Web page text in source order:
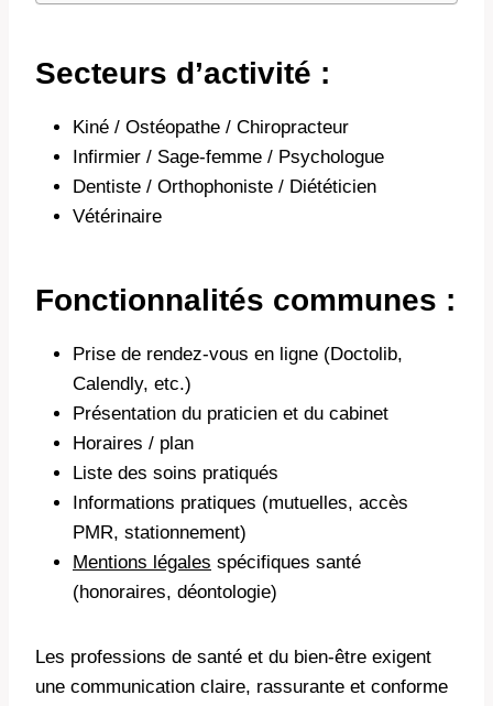
Secteurs d’activité :
Kiné / Ostéopathe / Chiropracteur
Infirmier / Sage-femme / Psychologue
Dentiste / Orthophoniste / Diététicien
Vétérinaire
Fonctionnalités communes :
Prise de rendez-vous en ligne (Doctolib,
Calendly, etc.)
Présentation du praticien et du cabinet
Horaires / plan
Liste des soins pratiqués
Informations pratiques (mutuelles, accès
PMR, stationnement)
Mentions légales spécifiques santé
(honoraires, déontologie)
Les professions de santé et du bien-être exigent
une communication claire, rassurante et conforme